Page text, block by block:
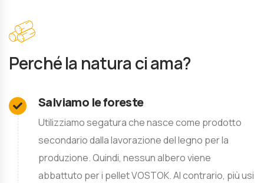
Perché la natura ci ama?
Salviamo le foreste
Utilizziamo segatura che nasce come prodotto
secondario dalla lavorazione del legno per la
produzione. Quindi, nessun albero viene
abbattuto per i pellet VOSTOK. Al contrario, più usi